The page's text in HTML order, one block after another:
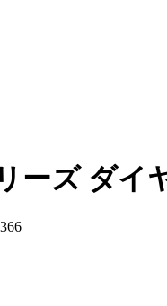
ーズ ダイ